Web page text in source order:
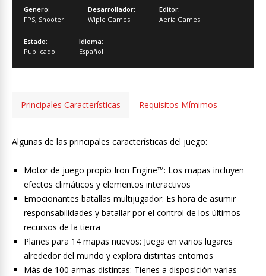
Genero:
FPS, Shooter
Desarrollador:
Wiple Games
Editor:
Aeria Games
Estado:
Publicado
Idioma:
Español
Principales Características Requisitos Mímimos
Algunas de las principales características del juego:
Motor de juego propio Iron Engine™: Los mapas incluyen
efectos climáticos y elementos interactivos
Emocionantes batallas multijugador: Es hora de asumir
responsabilidades y batallar por el control de los últimos
recursos de la tierra
Planes para 14 mapas nuevos: Juega en varios lugares
alrededor del mundo y explora distintas entornos
Más de 100 armas distintas: Tienes a disposición varias